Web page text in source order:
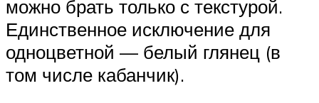
можно брать только с текстурой.
Единственное исключение для
одноцветной — белый глянец (в
том числе кабанчик).